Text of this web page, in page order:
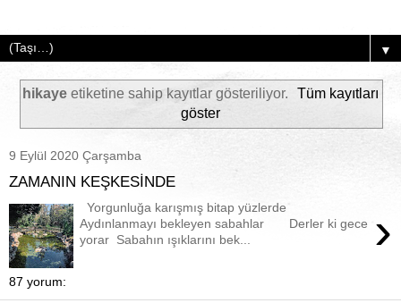
▼
hikayeetiketine sahip kayıtlar gösteriliyor.
Tüm kayıtları
göster
9 Eylül 2020 Çarşamba
ZAMANIN KEŞKESİNDE
›
Yorgunluğa karışmış bitap yüzlerde
Aydınlanmayı bekleyen sabahlar Derler ki gece
yorar Sabahın ışıklarını bek...
87 yorum: